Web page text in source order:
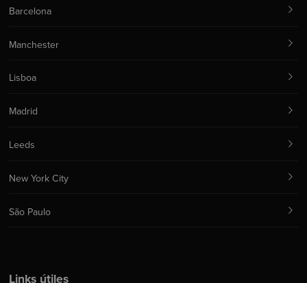
Links útiles
Barcelona
Manchester
Lisboa
Madrid
Leeds
New York City
São Paulo